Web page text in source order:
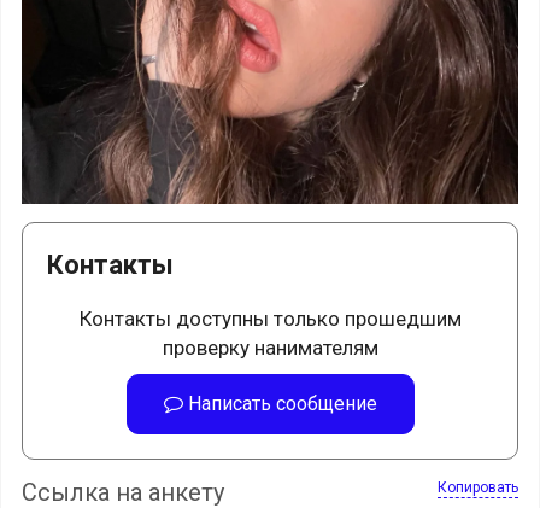
Контакты
Контакты доступны только прошедшим
проверку нанимателям
Написать сообщение
Ссылка на анкету Копировать